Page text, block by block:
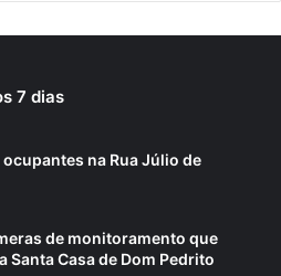
7 dias
na Rua Júlio de
de monitoramento que
Casa de Dom Pedrito